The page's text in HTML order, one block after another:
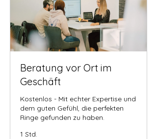
Beratung vor Ort im
Geschäft
Kostenlos - Mit echter Expertise und
dem guten Gefühl, die perfekten
Ringe gefunden zu haben.
1 Std.